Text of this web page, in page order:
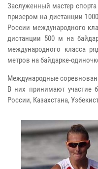
Заслуженный мастер
призером на дистанции
России международного
дистанции 500 м на
международного класса
метров на байдарке-
Международные
В них принимают участие
России, Казахстана,